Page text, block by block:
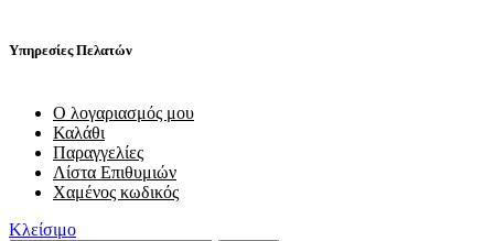
Υπηρεσίες Πελατών
Ο λογαριασμός μου
Καλάθι
Παραγγελίες
Λίστα Επιθυμιών
Χαμένος κωδικός
Κλείσιμο